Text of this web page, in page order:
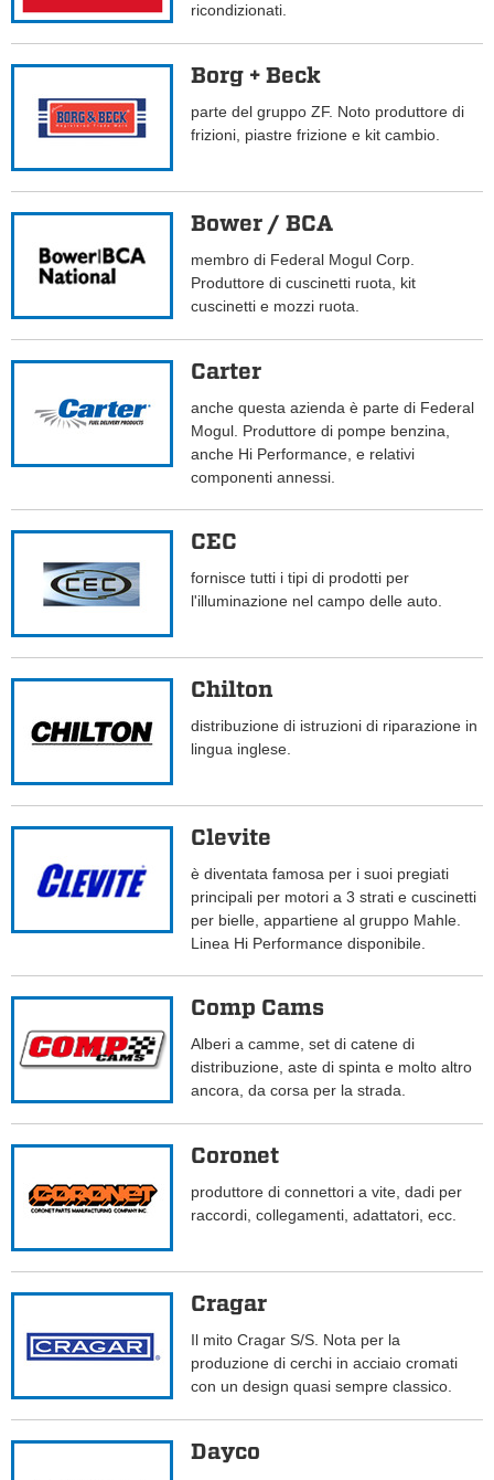
ricondizionati.
Borg + Beck
parte del gruppo ZF. Noto produttore di
frizioni, piastre frizione e kit cambio.
Bower / BCA
membro di Federal Mogul Corp.
Produttore di cuscinetti ruota, kit
cuscinetti e mozzi ruota.
Carter
anche questa azienda è parte di Federal
Mogul. Produttore di pompe benzina,
anche Hi Performance, e relativi
componenti annessi.
CEC
fornisce tutti i tipi di prodotti per
l'illuminazione nel campo delle auto.
Chilton
distribuzione di istruzioni di riparazione in
lingua inglese.
Clevite
è diventata famosa per i suoi pregiati
principali per motori a 3 strati e cuscinetti
per bielle, appartiene al gruppo Mahle.
Linea Hi Performance disponibile.
Comp Cams
Alberi a camme, set di catene di
distribuzione, aste di spinta e molto altro
ancora, da corsa per la strada.
Coronet
produttore di connettori a vite, dadi per
raccordi, collegamenti, adattatori, ecc.
Cragar
Il mito Cragar S/S. Nota per la
produzione di cerchi in acciaio cromati
con un design quasi sempre classico.
Dayco